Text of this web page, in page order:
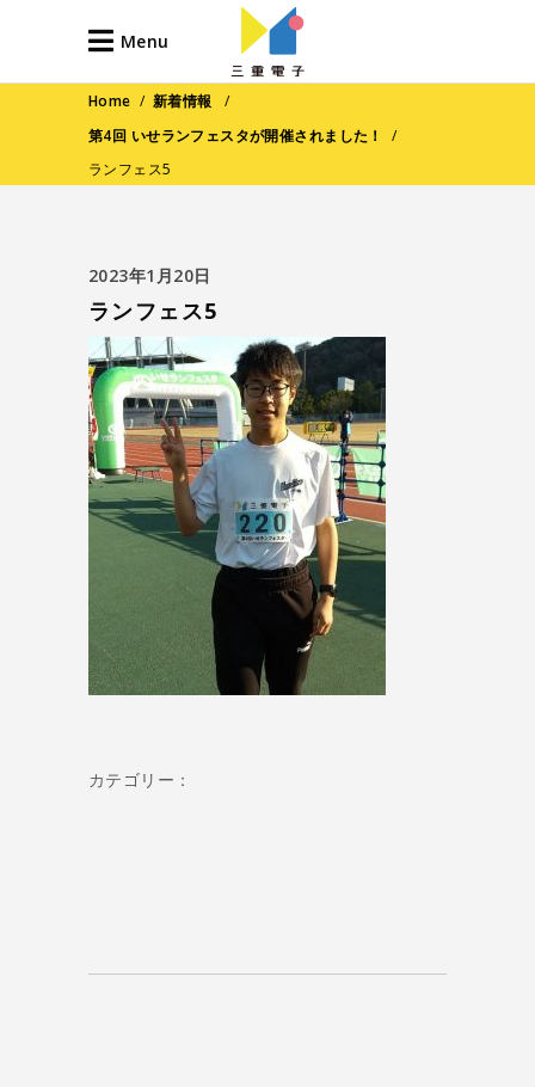
Menu
Home / 新着情報
/
第4回 いせランフェスタが開催されました！
/
ランフェス5
2023年1月20日
ランフェス5
カテゴリー：